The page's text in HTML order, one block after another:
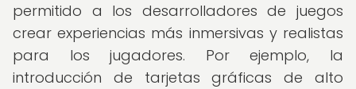
permitido a los desarrolladores de juegos
crear experiencias más inmersivas y realistas
para los jugadores. Por ejemplo, la
introducción de tarjetas gráficas de alto